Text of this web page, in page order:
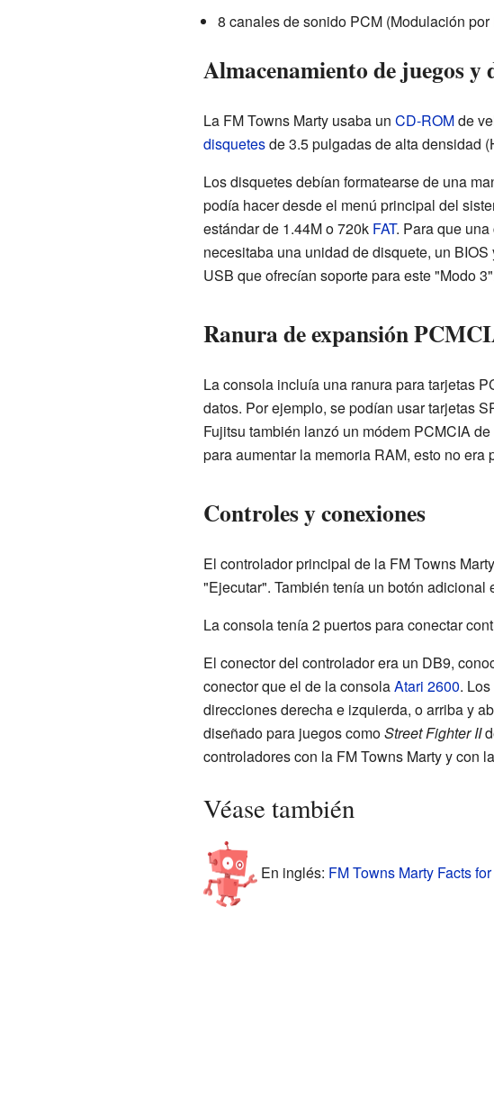
8 canales de sonido PCM (Modulación
Almacenamiento de juegos y
La FM Towns Marty usaba un CD-ROMde
disquetesde 3.5 pulgadas de alta densidad
Los disquetes debían formatearse de una
podía hacer desde el menú principal del
estándar de 1.44M o 720k FAT. Para que
necesitaba una unidad de disquete, un
USB que ofrecían soporte para este "Modo
Ranura de expansión
La consola incluía una ranura para tarjetas
datos. Por ejemplo, se podían usar tarjetas
Fujitsu también lanzó un módem PCMCIA
para aumentar la memoria RAM, esto no era
Controles y conexiones
El controlador principal de la FM Towns
"Ejecutar". También tenía un botón adicional
La consola tenía 2 puertos para conectar
El conector del controlador era un DB9,
conector que el de la consolaAtari 2600.
direcciones derecha e izquierda, o arriba y
diseñado para juegos comoStreet Fighter II
controladores con la FM Towns Marty y con
Véase también
En inglés: FM Towns Marty Facts